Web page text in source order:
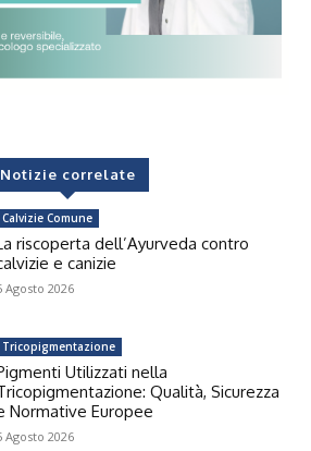
Notizie correlate
Calvizie Comune
riscoperta dell’Ayurveda contro
e canizie
Agosto 2026
Tricopigmentazione
Utilizzati nella
Qualità, Sicurezza
Normative Europee
Agosto 2026